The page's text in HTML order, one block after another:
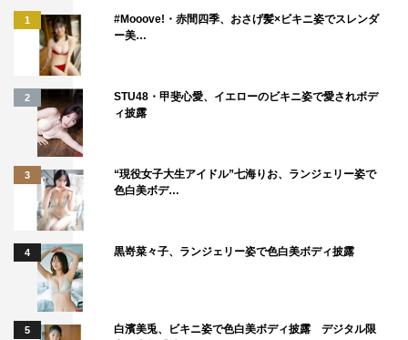
1
#Mooove!・赤間四季、おさげ髪×ビキニ姿でスレンダ
ー美…
2
STU48・甲斐心愛、イエローのビキニ姿で愛されボデ
ィ披露
3
“現役女子大生アイドル”七海りお、ランジェリー姿で
色白美ボデ…
4 黒嵜菜々子、ランジェリー姿で色白美ボディ披露
5
白濱美兎、ビキニ姿で色白美ボディ披露 デジタル限